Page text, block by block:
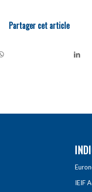
Partager cet article
IEIF